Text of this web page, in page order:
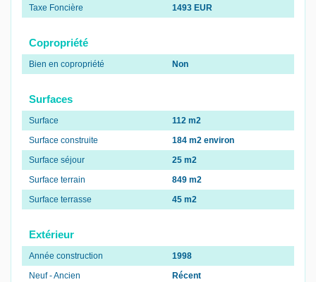
Taxe Foncière 1493 EUR
Copropriété
Bien en copropriété Non
Surfaces
Surface
112 m2
Surface construite
184 m2 environ
Surface séjour
25 m2
Surface terrain
849 m2
Surface terrasse
45 m2
Extérieur
Année construction
1998
Neuf - Ancien
Récent